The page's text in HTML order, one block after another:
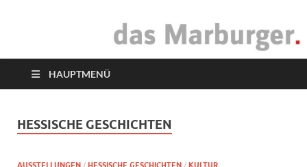
das Marburger.
HAUPTMENÜ
HESSISCHE GESCHICHTEN
AUSSTELLUNGEN / HESSISCHE GESCHICHTEN / KULTUR